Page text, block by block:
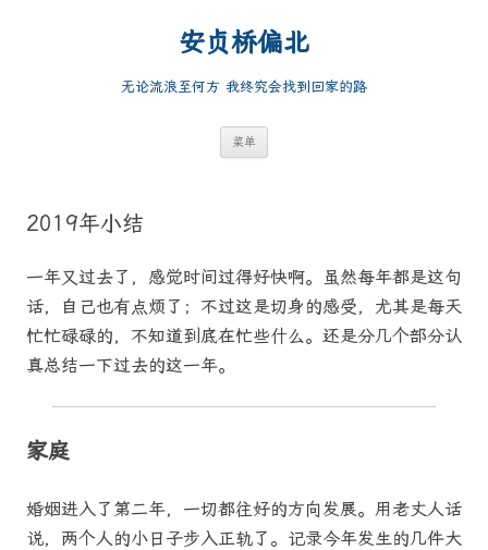
安贞桥偏北
无论流浪至何方 我终究会找到回家的路
菜单
2019年小结
一年又过去了，感觉时间过得好快啊。虽然每年都是这句
话，自己也有点烦了；不过这是切身的感受，尤其是每天
忙忙碌碌的，不知道到底在忙些什么。还是分几个部分认
真总结一下过去的这一年。
家庭
婚姻进入了第二年，一切都往好的方向发展。用老丈人话
说，两个人的小日子步入正轨了。记录今年发生的几件大